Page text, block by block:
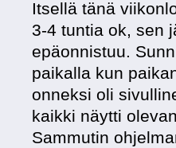
Itsellä tänä
3-4 tuntia ok, sen
epäonnistuu.
paikalla kun
onneksi oli
kaikki näytti
Sammutin